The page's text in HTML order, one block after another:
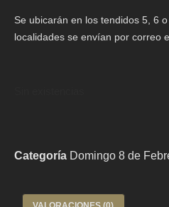
Se ubicarán en los tendidos 5, 6
localidades se envían por correo
Categoría Domingo 8 de